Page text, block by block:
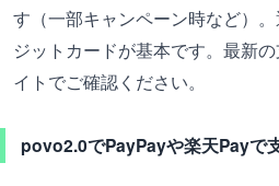
す（一部キャンペーン時など）
ジットカードが基本です。最新
イトでご確認ください。
povo2.0でPayPayや楽天Payで